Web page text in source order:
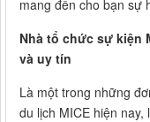
mang đến cho bạn sự
Nhà tổ chức sự kiện
và uy tín
Là một trong những
du lịch MICE hiện